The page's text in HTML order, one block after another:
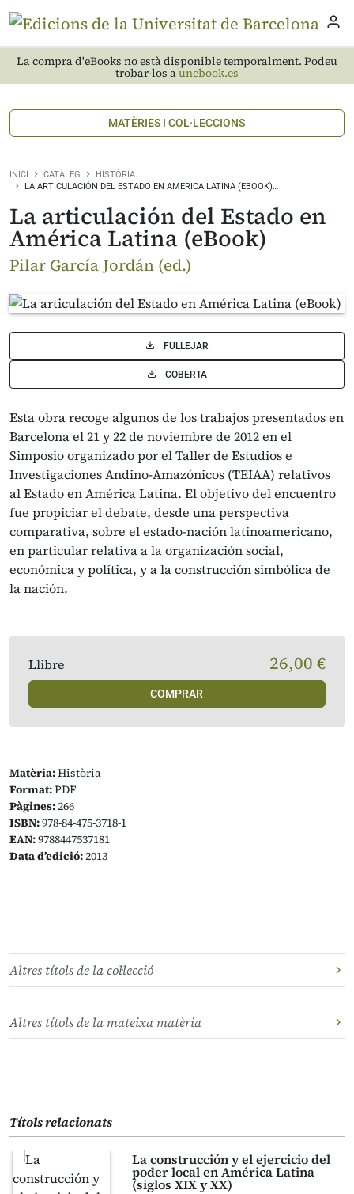
La compra d'eBooks no està disponible temporalment. Podeu
trobar-los aunebook.es
MATÈRIES I COL·LECCIONS
INICI CATÀLEG
HISTÒRIA…
LA ARTICULACIÓN DEL ESTADO EN AMÉRICA LATINA (EBOOK)…
La articulación del Estado en
América Latina (eBook)
Pilar García Jordán (ed.)
FULLEJAR
COBERTA
Esta obra recoge algunos de los trabajos presentados en
Barcelona el 21 y 22 de noviembre de 2012 en el
Simposio organizado por el Taller de Estudios e
Investigaciones Andino-Amazónicos (TEIAA) relativos
al Estado en América Latina. El objetivo del encuentro
fue propiciar el debate, desde una perspectiva
comparativa, sobre el estado-nación latinoamericano,
en particular relativa a la organización social,
económica y política, y a la construcción simbólica de
la nación.
Matèria:Història
Format:PDF
Pàgines:266
ISBN:978-84-475-3718-1
EAN:9788447537181
Data d’edició:2013
Llibre 26,00 €
COMPRAR
Altres títols de la col·lecció
Altres títols de la mateixa matèria
Títols relacionats
La construcción y el ejercicio del
poder local en América Latina
(siglos XIX y XX)